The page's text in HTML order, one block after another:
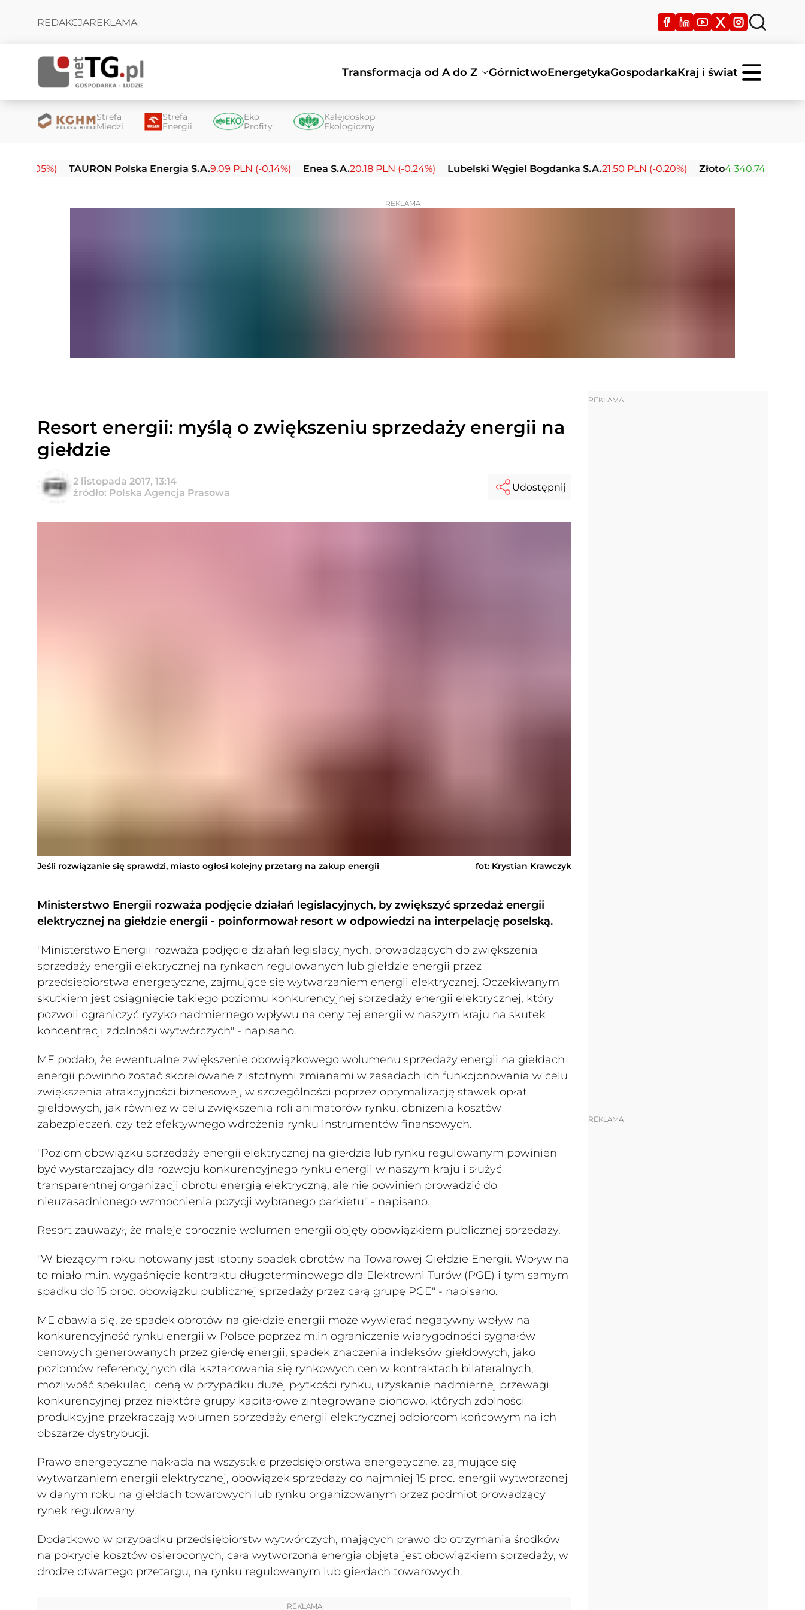
REDAKCJAREKLAMA
Transformacja od A do Z GórnictwoEnergetykaGospodarkaKraj i świat
Strefa
Miedzi
Strefa
Energii
Eko
Profity
Kalejdoskop
Ekologiczny
TAURON Polska Energia S.A.9.09 PLN (-0.14%) Enea S.A.20.18 PLN (-0.24%) Lubelski Węgiel Bogdanka S.A.21.50 PLN (-0.20%) Złoto4 340.74 USD (+2.37%)
REKLAMA
Resort energii: myślą o zwiększeniu sprzedaży energii na
giełdzie
2 listopada 2017, 13:14
źródło: Polska Agencja Prasowa
Udostępnij
Jeśli rozwiązanie się sprawdzi, miasto ogłosi kolejny przetarg na zakup energii fot: Krystian Krawczyk
Ministerstwo Energii rozważa podjęcie działań legislacyjnych, by zwiększyć sprzedaż energii
elektrycznej na giełdzie energii - poinformował resort w odpowiedzi na interpelację poselską.
"Ministerstwo Energii rozważa podjęcie działań legislacyjnych, prowadzących do zwiększenia
sprzedaży energii elektrycznej na rynkach regulowanych lub giełdzie energii przez
przedsiębiorstwa energetyczne, zajmujące się wytwarzaniem energii elektrycznej. Oczekiwanym
skutkiem jest osiągnięcie takiego poziomu konkurencyjnej sprzedaży energii elektrycznej, który
pozwoli ograniczyć ryzyko nadmiernego wpływu na ceny tej energii w naszym kraju na skutek
koncentracji zdolności wytwórczych" - napisano.
ME podało, że ewentualne zwiększenie obowiązkowego wolumenu sprzedaży energii na giełdach
energii powinno zostać skorelowane z istotnymi zmianami w zasadach ich funkcjonowania w celu
zwiększenia atrakcyjności biznesowej, w szczególności poprzez optymalizację stawek opłat
giełdowych, jak również w celu zwiększenia roli animatorów rynku, obniżenia kosztów
zabezpieczeń, czy też efektywnego wdrożenia rynku instrumentów finansowych.
"Poziom obowiązku sprzedaży energii elektrycznej na giełdzie lub rynku regulowanym powinien
być wystarczający dla rozwoju konkurencyjnego rynku energii w naszym kraju i służyć
transparentnej organizacji obrotu energią elektryczną, ale nie powinien prowadzić do
nieuzasadnionego wzmocnienia pozycji wybranego parkietu" - napisano.
Resort zauważył, że maleje corocznie wolumen energii objęty obowiązkiem publicznej sprzedaży.
"W bieżącym roku notowany jest istotny spadek obrotów na Towarowej Giełdzie Energii. Wpływ na
to miało m.in. wygaśnięcie kontraktu długoterminowego dla Elektrowni Turów (PGE) i tym samym
spadku do 15 proc. obowiązku publicznej sprzedaży przez całą grupę PGE" - napisano.
ME obawia się, że spadek obrotów na giełdzie energii może wywierać negatywny wpływ na
konkurencyjność rynku energii w Polsce poprzez m.in ograniczenie wiarygodności sygnałów
cenowych generowanych przez giełdę energii, spadek znaczenia indeksów giełdowych, jako
poziomów referencyjnych dla kształtowania się rynkowych cen w kontraktach bilateralnych,
możliwość spekulacji ceną w przypadku dużej płytkości rynku, uzyskanie nadmiernej przewagi
konkurencyjnej przez niektóre grupy kapitałowe zintegrowane pionowo, których zdolności
produkcyjne przekraczają wolumen sprzedaży energii elektrycznej odbiorcom końcowym na ich
obszarze dystrybucji.
Prawo energetyczne nakłada na wszystkie przedsiębiorstwa energetyczne, zajmujące się
wytwarzaniem energii elektrycznej, obowiązek sprzedaży co najmniej 15 proc. energii wytworzonej
w danym roku na giełdach towarowych lub rynku organizowanym przez podmiot prowadzący
rynek regulowany.
Dodatkowo w przypadku przedsiębiorstw wytwórczych, mających prawo do otrzymania środków
na pokrycie kosztów osieroconych, cała wytworzona energia objęta jest obowiązkiem sprzedaży, w
drodze otwartego przetargu, na rynku regulowanym lub giełdach towarowych.
REKLAMA
REKLAMA
REKLAMA